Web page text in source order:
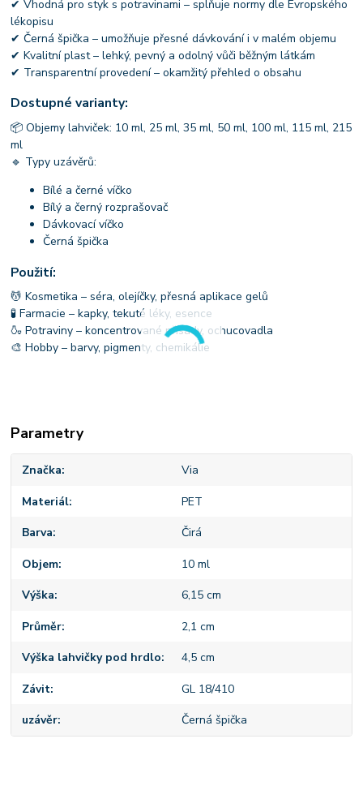
✔ Vhodná pro styk s potravinami – splňuje normy dle Evropského
lékopisu
✔ Černá špička – umožňuje přesné dávkování i v malém objemu
✔ Kvalitní plast – lehký, pevný a odolný vůči běžným látkám
✔ Transparentní provedení – okamžitý přehled o obsahu
Dostupné varianty:
📦 Objemy lahviček: 10 ml, 25 ml, 35 ml, 50 ml, 100 ml, 115 ml, 215
ml
🔹 Typy uzávěrů:
Bílé a černé víčko
Bílý a černý rozprašovač
Dávkovací víčko
Černá špička
Použití:
💆 Kosmetika – séra, olejíčky, přesná aplikace gelů
🧪 Farmacie – kapky, tekuté léky, esence
🍶 Potraviny – koncentrované přísady, ochucovadla
🎨 Hobby – barvy, pigmenty, chemikálie
Parametry
Značka Via
Materiál PET
Barva Čirá
Objem 10 ml
Výška 6,15 cm
Průměr 2,1 cm
Výška lahvičky pod hrdlo 4,5 cm
Závit GL 18/410
uzávěr Černá špička